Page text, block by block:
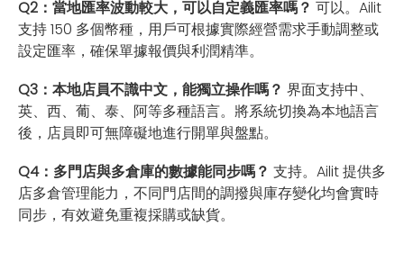
Q2：當地匯率波動較大，可以自定義匯率嗎？ 可以。Ailit
支持 150 多個幣種，用戶可根據實際經營需求手動調整或
設定匯率，確保單據報價與利潤精準。
Q3：本地店員不識中文，能獨立操作嗎？ 界面支持中、
英、西、葡、泰、阿等多種語言。將系統切換為本地語言
後，店員即可無障礙地進行開單與盤點。
Q4：多門店與多倉庫的數據能同步嗎？ 支持。Ailit 提供多
店多倉管理能力，不同門店間的調撥與庫存變化均會實時
同步，有效避免重複採購或缺貨。